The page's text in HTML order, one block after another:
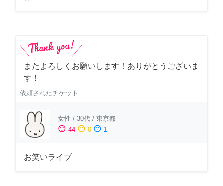
またよろしくお願いします！ありがとうございま
す！
依頼されたチケット
女性 / 30代 / 東京都
sentiment_satisfied 44 sentiment_neutral 0 sentiment_dissatisfied 1
お笑いライブ